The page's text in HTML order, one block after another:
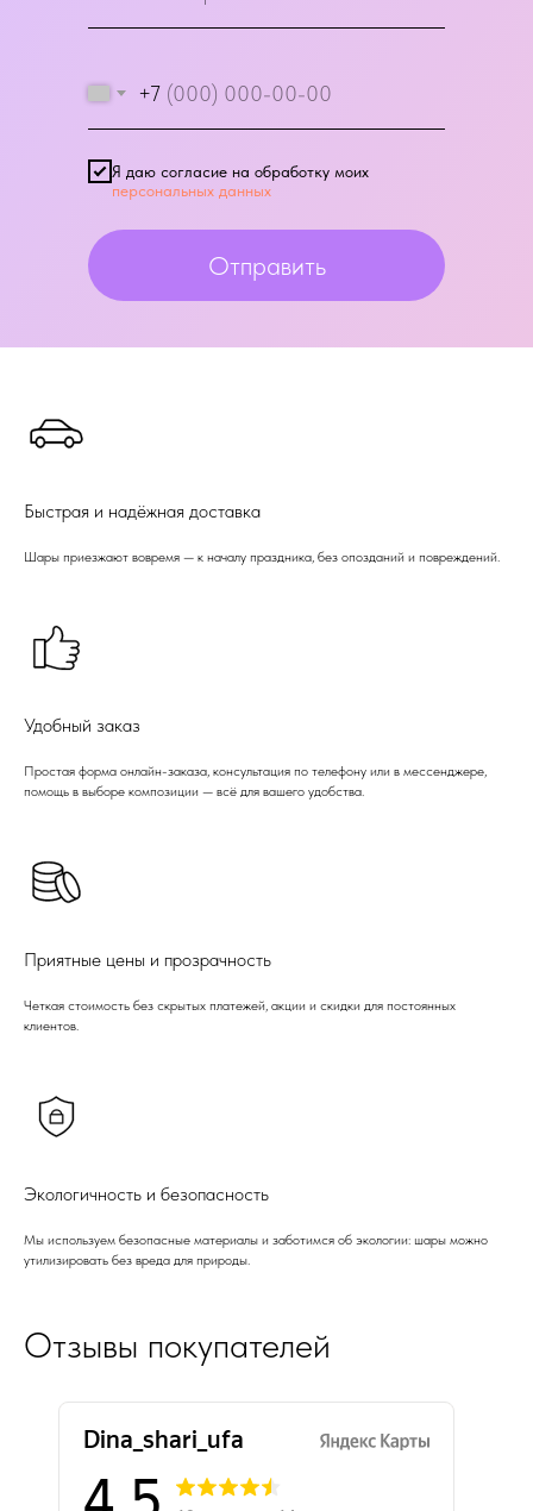
+7
Я даю согласие на обработку моих
персональных данных
Отправить
Быстрая и надёжная доставка
Шары приезжают вовремя — к началу праздника, без опозданий и повреждений.
Удобный заказ
Простая форма онлайн-заказа, консультация по телефону или в мессенджере,
помощь в выборе композиции — всё для вашего удобства.
Приятные цены и прозрачность
Четкая стоимость без скрытых платежей, акции и скидки для постоянных
клиентов.
Экологичность и безопасность
Мы используем безопасные материалы и заботимся об экологии: шары можно
утилизировать без вреда для природы.
Отзывы покупателей